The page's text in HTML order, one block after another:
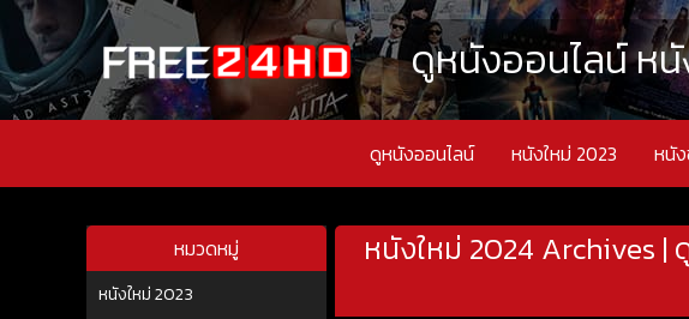
ดูหนังออนไลน์ หนั
ดูหนังออนไลน์ หนังใหม่ 2023 หนั
หมวดหมู่
หนังใหม่ 2023
หนังใหม่ 2024 Archives